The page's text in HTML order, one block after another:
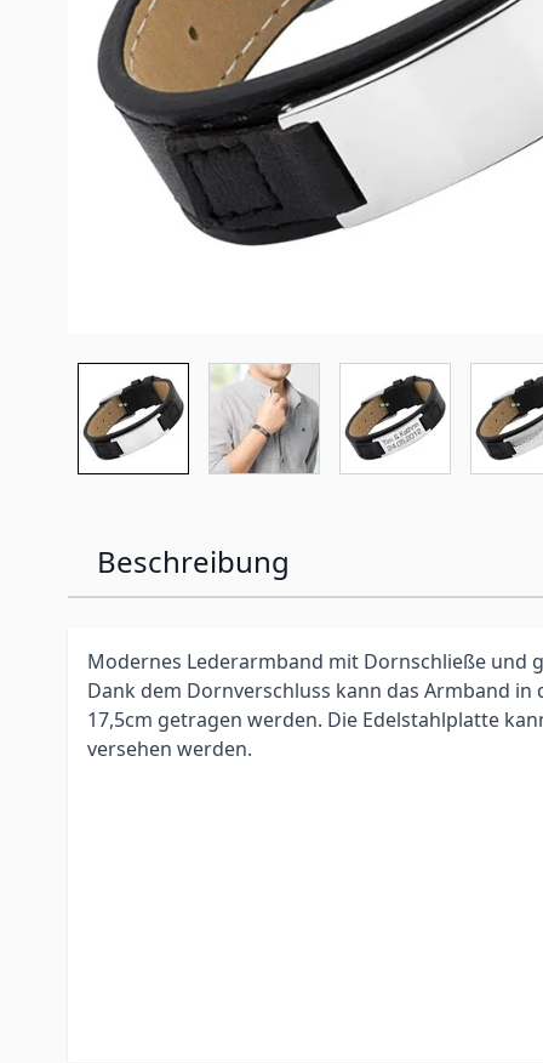
Beschreibung
Modernes Lederarmband mit Dornschließe und
Dank dem Dornverschluss kann das Armband in
17,5cm getragen werden. Die Edelstahlplatte
versehen werden.